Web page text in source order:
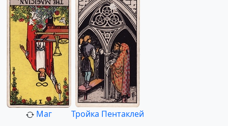
Маг Тройка Пентаклей